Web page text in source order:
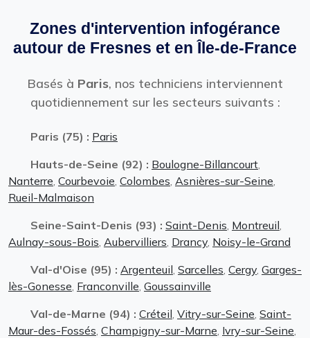
Zones d'intervention infogérance
autour de Fresnes et en Île-de-France
Basés à Paris, nos techniciens interviennent
quotidiennement sur les secteurs suivants :
Paris (75) : Paris
Hauts-de-Seine (92) : Boulogne-Billancourt
Nanterre Courbevoie Colombes Asnières-sur-Seine
Rueil-Malmaison
Seine-Saint-Denis (93) : Saint-Denis Montreuil
Aulnay-sous-Bois Aubervilliers Drancy Noisy-le-Grand
Val-d'Oise (95) : Argenteuil Sarcelles Cergy Garges-
lès-Gonesse Franconville Goussainville
Val-de-Marne (94) : Créteil Vitry-sur-Seine Saint-
Maur-des-Fossés Champigny-sur-Marne Ivry-sur-Seine